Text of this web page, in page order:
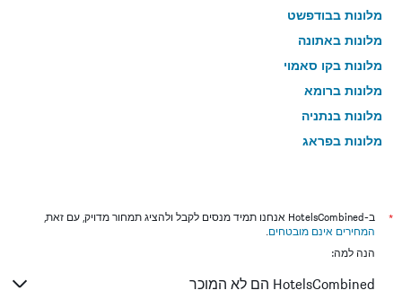
מלונות בבודפשט
מלונות באתונה
מלונות בקו סאמוי
מלונות ברומא
מלונות בנתניה
מלונות בפראג
מלונות בניו יורק
מלונות בבנגקוק
מלונות בבוקרשט
*
ב-HotelsCombined אנחנו תמיד מנסים לקבל ולהציג תמחור מדויק, עם זאת,
המחירים אינם מובטחים.
הנה למה:
HotelsCombined הם לא המוכר